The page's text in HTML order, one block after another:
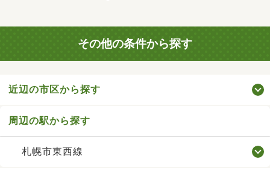
その他の条件から探す
近辺の市区から探す
周辺の駅から探す
札幌市東西線